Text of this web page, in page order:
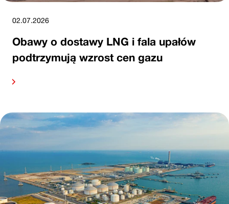
02.07.2026
Obawy o dostawy LNG i fala upałów
podtrzymują wzrost cen gazu